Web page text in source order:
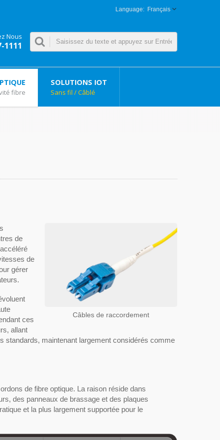
Français
Nous
1111
fibre
SOLUTIONS IOT
Sans fil / Câblé
Câbles de raccordement
de
de
gérer
ces
allant
maintenant largement considérés comme
de fibre optique. La raison réside dans
des panneaux de brassage et des plaques
et la plus largement supportée pour le